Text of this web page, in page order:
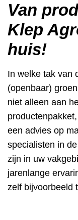
Van
Klep
huis!
In welke tak van
(openbaar)
niet alleen aan
een advies op
specialisten in
zijn in uw
jarenlange
zelf bijvoorbeeld